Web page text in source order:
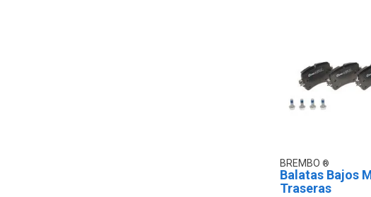
BREMBO
Balatas Bajos
Traseras